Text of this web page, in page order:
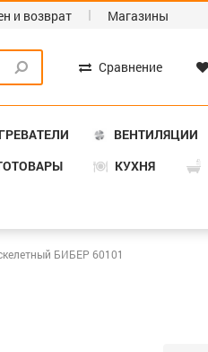
и возврат Магазины
Сравнение
ВЕНТИЛЯЦИИ
КУХНЯ
БИБЕР 60101